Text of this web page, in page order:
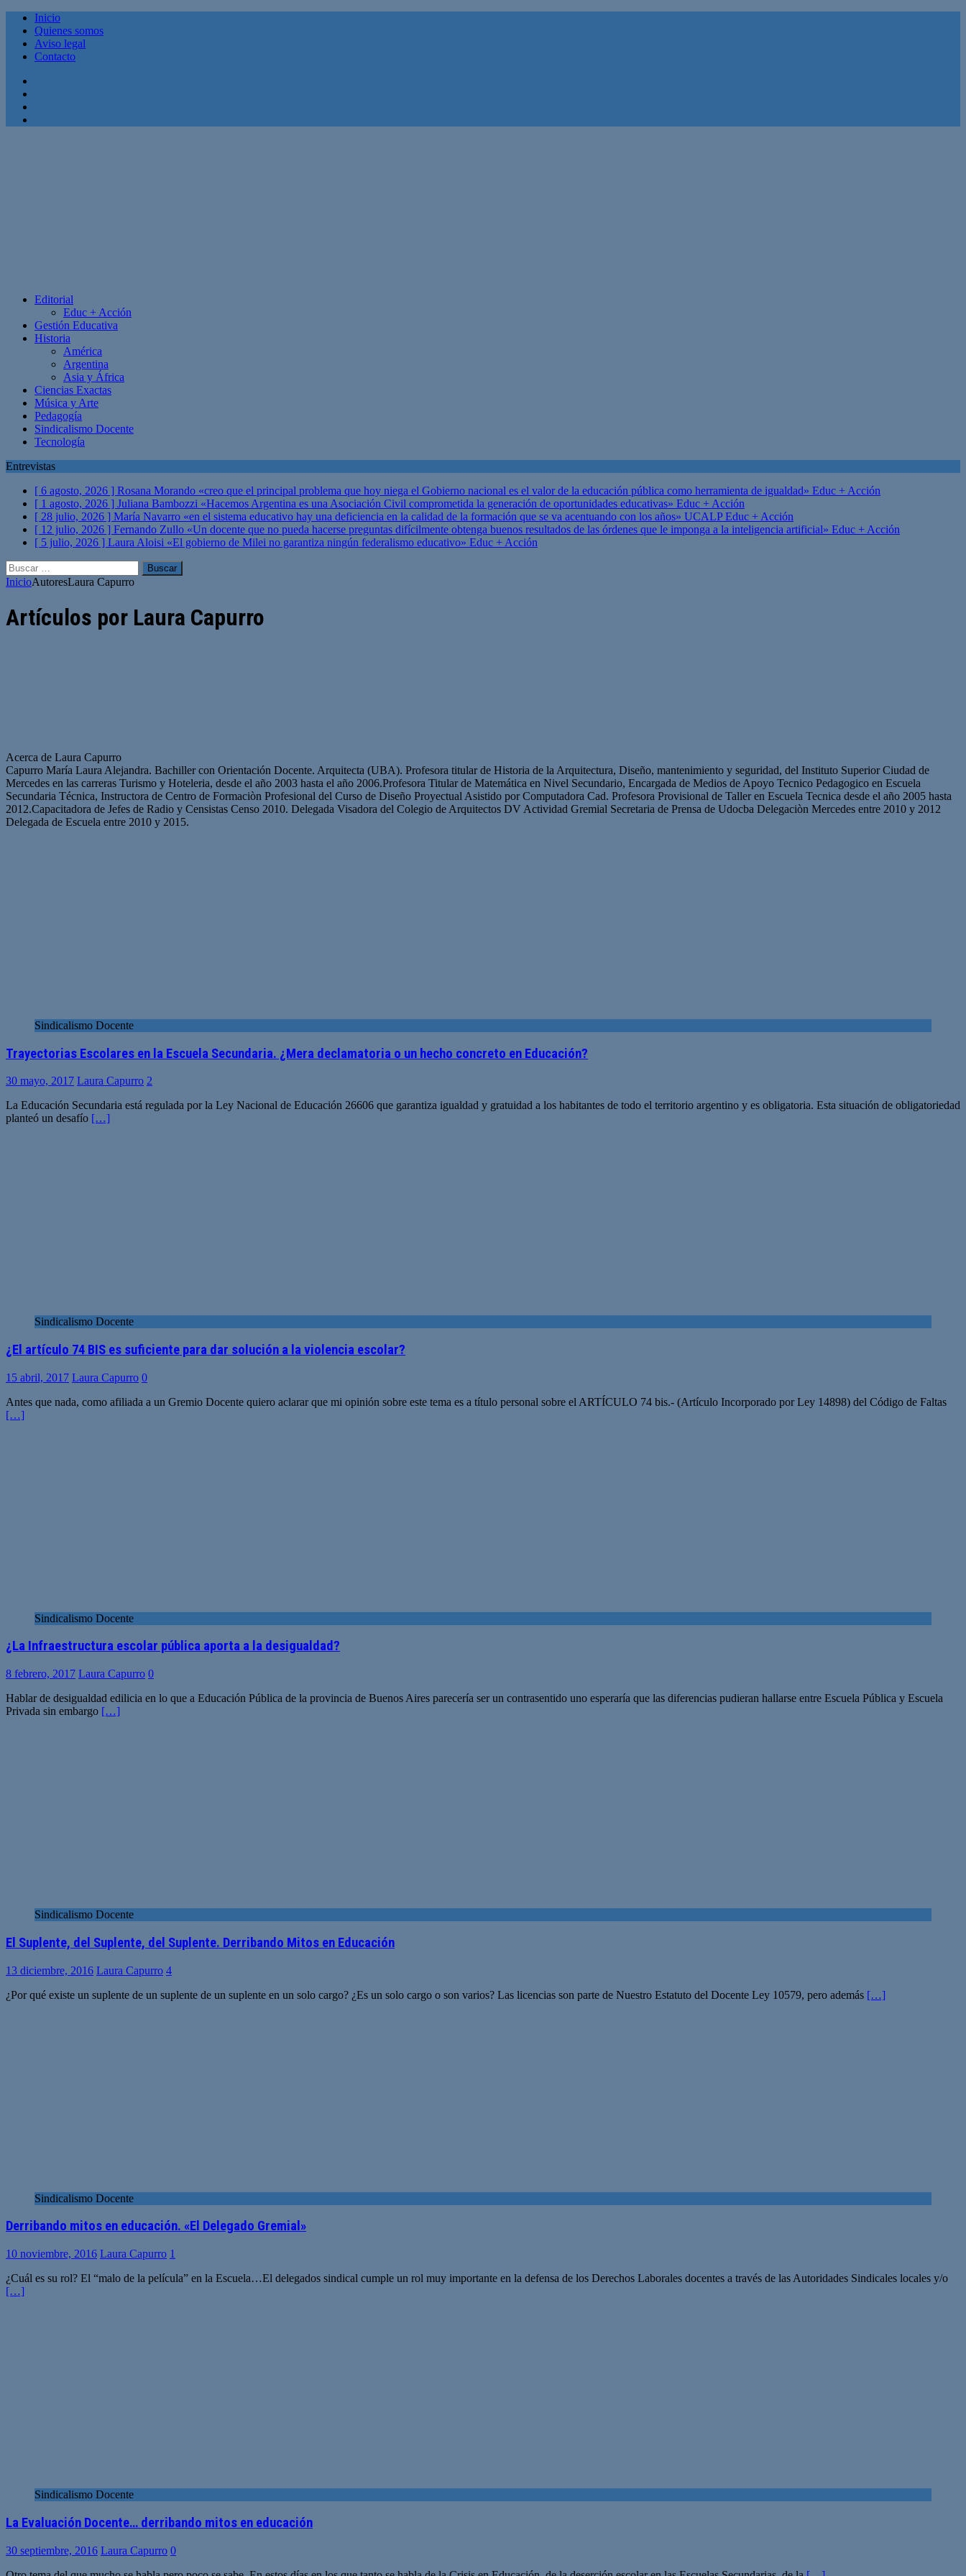
Inicio
Quienes somos
Aviso legal
Contacto
Editorial
Educ + Acción
Gestión Educativa
Historia
América
Argentina
Asia y África
Ciencias Exactas
Música y Arte
Pedagogía
Sindicalismo Docente
Tecnología
Entrevistas
[ 6 agosto, 2026 ] Rosana Morando «creo que el principal problema que hoy niega el Gobierno nacional es el valor de la educación pública como herramienta de igualdad» Educ + Acción
[ 1 agosto, 2026 ] Juliana Bambozzi «Hacemos Argentina es una Asociación Civil comprometida la generación de oportunidades educativas» Educ + Acción
[ 28 julio, 2026 ] María Navarro «en el sistema educativo hay una deficiencia en la calidad de la formación que se va acentuando con los años» UCALPEduc + Acción
[ 12 julio, 2026 ] Fernando Zullo «Un docente que no pueda hacerse preguntas difícilmente obtenga buenos resultados de las órdenes que le imponga a la inteligencia artificial» Educ + Acción
[ 5 julio, 2026 ] Laura Aloisi «El gobierno de Milei no garantiza ningún federalismo educativo» Educ + Acción
Buscar:
InicioAutoresLaura Capurro
Artículos por Laura Capurro
Acerca de Laura Capurro
Capurro María Laura Alejandra. Bachiller con Orientación Docente. Arquitecta (UBA). Profesora titular de Historia de la Arquitectura, Diseño, mantenimiento y seguridad, del Instituto Superior Ciudad de
Mercedes en las carreras Turismo y Hoteleria, desde el año 2003 hasta el año 2006.Profesora Titular de Matemática en Nivel Secundario, Encargada de Medios de Apoyo Tecnico Pedagogico en Escuela
Secundaria Técnica, Instructora de Centro de Formaciòn Profesional del Curso de Diseño Proyectual Asistido por Computadora Cad. Profesora Provisional de Taller en Escuela Tecnica desde el año 2005 hasta
2012.Capacitadora de Jefes de Radio y Censistas Censo 2010. Delegada Visadora del Colegio de Arquitectos DV Actividad Gremial Secretaria de Prensa de Udocba Delegaciòn Mercedes entre 2010 y 2012
Delegada de Escuela entre 2010 y 2015.
Sindicalismo Docente
Trayectorias Escolares en la Escuela Secundaria. ¿Mera declamatoria o un hecho concreto en Educación?
30 mayo, 2017 Laura Capurro 2
La Educación Secundaria está regulada por la Ley Nacional de Educación 26606 que garantiza igualdad y gratuidad a los habitantes de todo el territorio argentino y es obligatoria. Esta situación de obligatoriedad
planteó un desafío […]
Sindicalismo Docente
¿El artículo 74 BIS es suficiente para dar solución a la violencia escolar?
15 abril, 2017 Laura Capurro 0
Antes que nada, como afiliada a un Gremio Docente quiero aclarar que mi opinión sobre este tema es a título personal sobre el ARTÍCULO 74 bis.- (Artículo Incorporado por Ley 14898) del Código de Faltas
[…]
Sindicalismo Docente
¿La Infraestructura escolar pública aporta a la desigualdad?
8 febrero, 2017 Laura Capurro 0
Hablar de desigualdad edilicia en lo que a Educación Pública de la provincia de Buenos Aires parecería ser un contrasentido uno esperaría que las diferencias pudieran hallarse entre Escuela Pública y Escuela
Privada sin embargo […]
Sindicalismo Docente
El Suplente, del Suplente, del Suplente. Derribando Mitos en Educación
13 diciembre, 2016 Laura Capurro 4
¿Por qué existe un suplente de un suplente de un suplente en un solo cargo? ¿Es un solo cargo o son varios? Las licencias son parte de Nuestro Estatuto del Docente Ley 10579, pero además […]
Sindicalismo Docente
Derribando mitos en educación. «El Delegado Gremial»
10 noviembre, 2016 Laura Capurro 1
¿Cuál es su rol? El “malo de la película” en la Escuela…El delegados sindical cumple un rol muy importante en la defensa de los Derechos Laborales docentes a través de las Autoridades Sindicales locales y/o
[…]
Sindicalismo Docente
La Evaluación Docente… derribando mitos en educación
30 septiembre, 2016 Laura Capurro 0